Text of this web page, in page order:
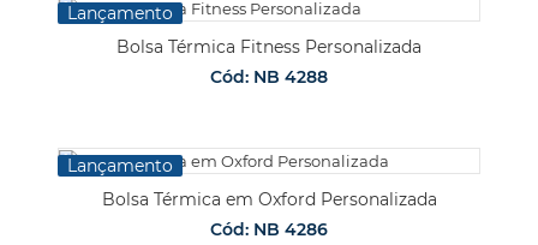
Lançamento
Bolsa Térmica Fitness Personalizada
Cód: NB 4288
Lançamento
Bolsa Térmica em Oxford Personalizada
Cód: NB 4286